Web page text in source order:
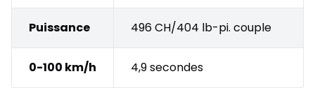
Puissance 496 CH/404 lb-pi. couple
0-100 km/h 4,9 secondes